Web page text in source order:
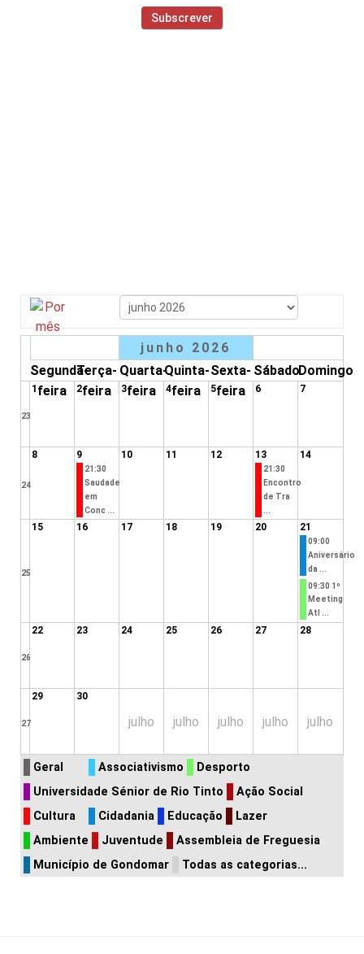
junho 2026
Segunda-
feira
Terça-
feira
Quarta-
feira
Quinta-
feira
Sexta-
feira
SábadoDomingo
23
1 2 3 4 5 6 7
24
8 9
21:30
Saudade
em
Conc ...
10 11 12 13
21:30
Encontro
de Tra
...
14
25
15 16 17 18 19 20 21
09:00
Aniversário
da ...
09:30 1º
Meeting
Atl ...
26
22 23 24 25 26 27 28
27
29 30
julho julho julho julho julho
Geral Associativismo
Desporto
Universidade Sénior de Rio Tinto
Ação Social
Cultura
Cidadania Educação
Lazer
Ambiente
Juventude
Assembleia de Freguesia
Município de Gondomar
Todas as categorias...